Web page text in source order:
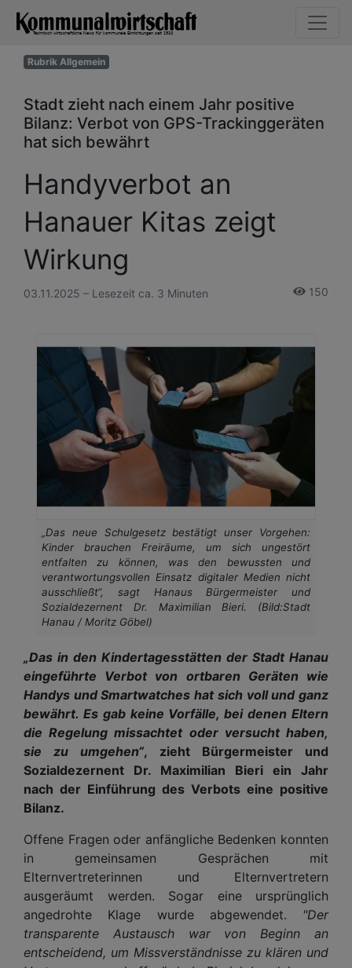
Rubrik Allgemein
Stadt zieht nach einem Jahr positive
Bilanz: Verbot von GPS-Trackinggeräten
hat sich bewährt
Handyverbot an
Hanauer Kitas zeigt
Wirkung
03.11.2025 – Lesezeit ca. 3 Minuten 150
„Das neue Schulgesetz bestätigt unser Vorgehen:
Kinder brauchen Freiräume, um sich ungestört
entfalten zu können, was den bewussten und
verantwortungsvollen Einsatz digitaler Medien nicht
ausschließt“, sagt Hanaus Bürgermeister und
Sozialdezernent Dr. Maximilian Bieri. (Bild:Stadt
Hanau / Moritz Göbel)
„Das in den Kindertagesstätten der Stadt Hanau
eingeführte Verbot von ortbaren Geräten wie
Handys und Smartwatches hat sich voll und ganz
bewährt. Es gab keine Vorfälle, bei denen Eltern
die Regelung missachtet oder versucht haben,
sie zu umgehen“, zieht Bürgermeister und
Sozialdezernent Dr. Maximilian Bieri ein Jahr
nach der Einführung des Verbots eine positive
Bilanz.
Offene Fragen oder anfängliche Bedenken konnten
in gemeinsamen Gesprächen mit
Elternvertreterinnen und Elternvertretern
ausgeräumt werden. Sogar eine ursprünglich
angedrohte Klage wurde abgewendet. "Der
transparente Austausch war von Beginn an
entscheidend, um Missverständnisse zu klären und